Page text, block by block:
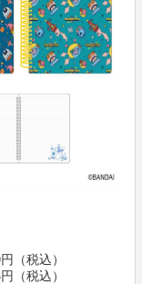
税込）
（税込）